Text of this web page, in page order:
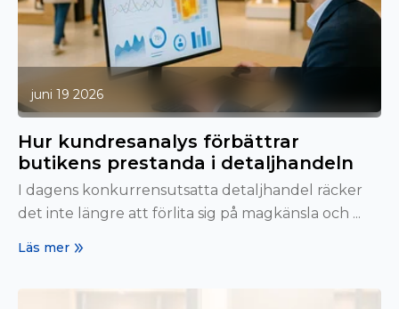
juni 19 2026
Hur kundresanalys förbättrar
butikens prestanda i detaljhandeln
I dagens konkurrensutsatta detaljhandel räcker
det inte längre att förlita sig på magkänsla och ...
Läs mer